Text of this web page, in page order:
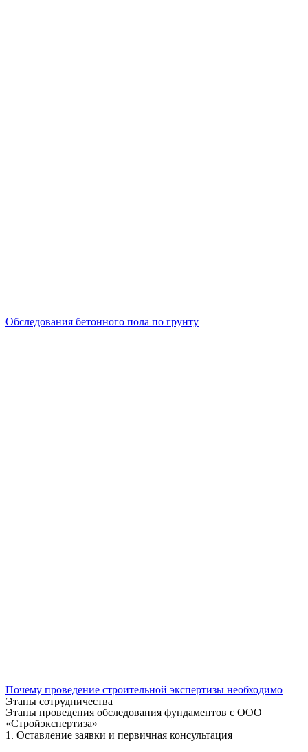
Обследования бетонного пола по грунту
Почему проведение строительной экспертизы необходимо
Этапы сотрудничества
Этапы проведения обследования фундаментов с ООО
«Стройэкспертиза»
1. Оставление заявки и первичная консультация